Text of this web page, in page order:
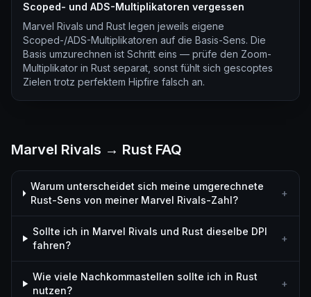
Scoped- und ADS-Multiplikatoren vergessen
Marvel Rivals und Rust legen jeweils eigene
Scoped-/ADS-Multiplikatoren auf die Basis-Sens. Die
Basis umzurechnen ist Schritt eins — prüfe den Zoom-
Multiplikator in Rust separat, sonst fühlt sich gescoptes
Zielen trotz perfektem Hipfire falsch an.
Marvel Rivals → Rust FAQ
Warum unterscheidet sich meine umgerechnete
Rust-Sens von meiner Marvel Rivals-Zahl?
+
Sollte ich in Marvel Rivals und Rust dieselbe DPI
fahren?
+
Wie viele Nachkommastellen sollte ich in Rust
nutzen?
+